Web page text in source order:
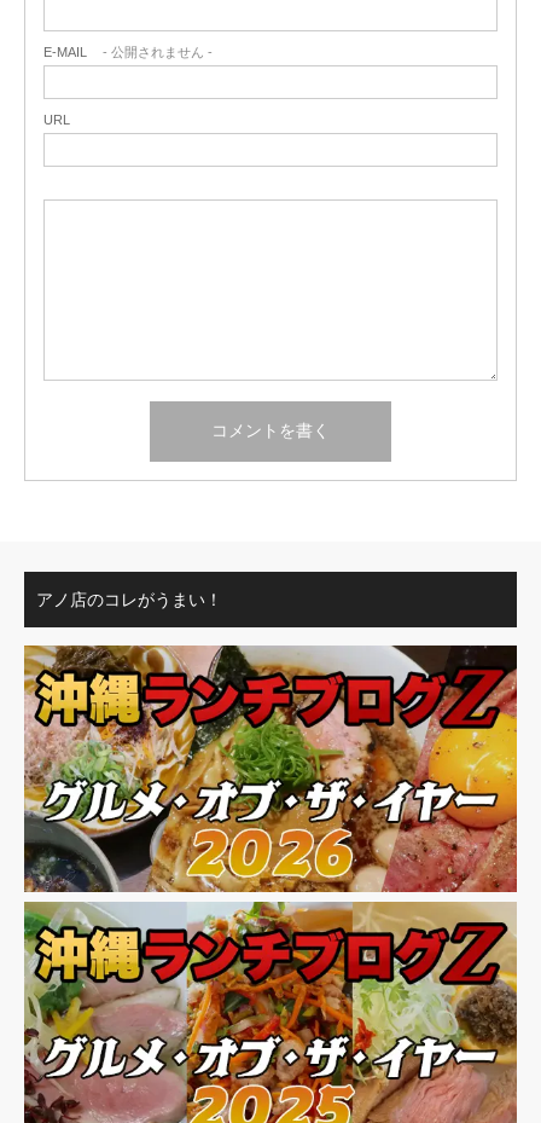
E-MAIL - 公開されません -
URL
アノ店のコレがうまい！